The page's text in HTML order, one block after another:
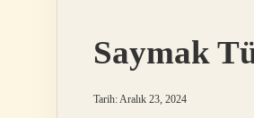
Saymak
Tarih: Aralık 23, 2024